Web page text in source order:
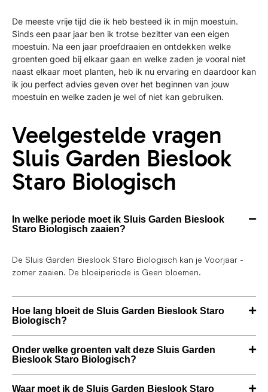
De meeste vrije tijd die ik heb besteed ik in mijn moestuin.
Sinds een paar jaar ben ik trotse bezitter van een eigen
moestuin. Na een jaar proefdraaien en ontdekken welke
groenten goed bij elkaar gaan en welke zaden je vooral niet
naast elkaar moet planten, heb ik nu ervaring en daardoor kan
ik jou perfect advies geven over het beginnen van jouw
moestuin en welke zaden je wel of niet kan gebruiken.
Veelgestelde vragen
Sluis Garden Bieslook
Staro Biologisch
In welke periode moet ik Sluis Garden Bieslook
Staro Biologisch zaaien?
De Sluis Garden Bieslook Staro Biologisch kan je Voorjaar -
zomer zaaien. De bloeiperiode is Geen bloemen.
Hoe lang bloeit de Sluis Garden Bieslook Staro
Biologisch?
Onder welke groenten valt deze Sluis Garden
Bieslook Staro Biologisch?
Waar moet ik de Sluis Garden Bieslook Staro